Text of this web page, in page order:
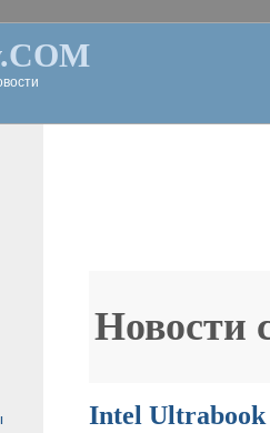
Новости
Intel Ultrabook